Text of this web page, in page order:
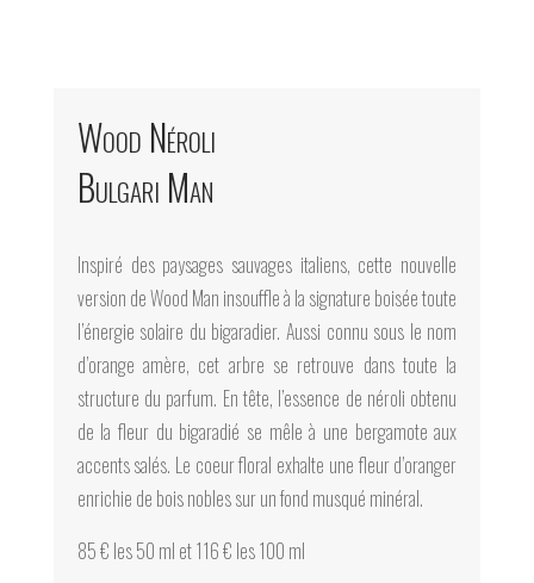
Wood Néroli
Bulgari Man
Inspiré des paysages sauvages italiens, cette nouvelle
version de Wood Man insouffle à la signature boisée toute
l’énergie solaire du bigaradier. Aussi connu sous le nom
d’orange amère, cet arbre se retrouve dans toute la
structure du parfum. En tête, l’essence de néroli obtenu
de la fleur du bigaradié se mêle à une bergamote aux
accents salés. Le coeur floral exhalte une fleur d’oranger
enrichie de bois nobles sur un fond musqué minéral.
85 € les 50 ml et 116 € les 100 ml